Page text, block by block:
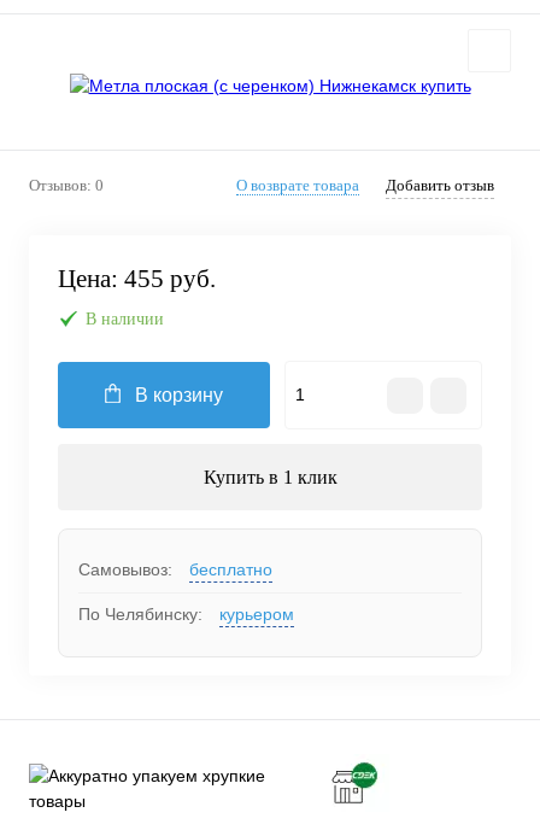
Отзывов: 0 О возврате товара Добавить отзыв
Цена: 455 руб.
В наличии
В корзину
Купить в 1 клик
Самовывоз: бесплатно
По Челябинску: курьером